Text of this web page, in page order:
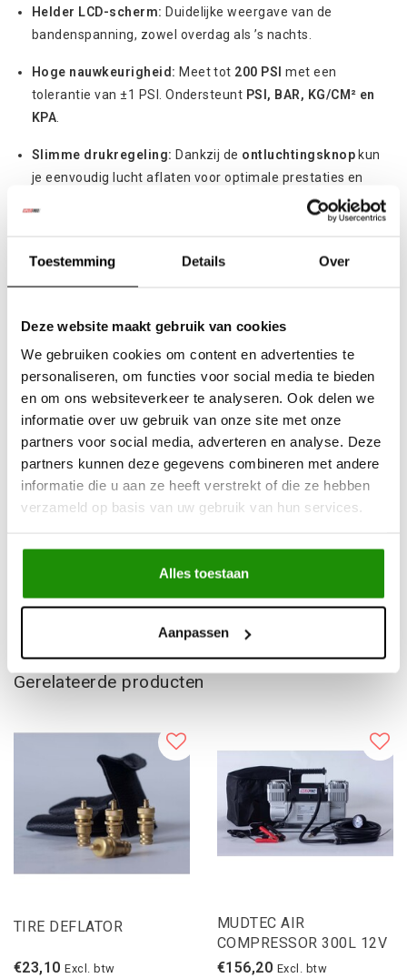
Toestemming Details Over
Deze website maakt gebruik van cookies
We gebruiken cookies om content en advertenties te
personaliseren, om functies voor social media te bieden
en om ons websiteverkeer te analyseren. Ook delen we
informatie over uw gebruik van onze site met onze
partners voor social media, adverteren en analyse. Deze
partners kunnen deze gegevens combineren met andere
informatie die u aan ze heeft verstrekt of die ze hebben
verzameld op basis van uw gebruik van hun services.
Alles toestaan
Aanpassen
Helder LCD-scherm: Duidelijke weergave van de
bandenspanning, zowel overdag als ’s nachts.
Hoge nauwkeurigheid: Meet tot 200 PSI met een
tolerantie van ±1 PSI. Ondersteunt PSI, BAR, KG/CM² en
KPA.
Slimme drukregeling: Dankzij de ontluchtingsknop kun
je eenvoudig lucht aflaten voor optimale prestaties en
stevig en lekvrij – geschikt voor auto’s, motoren,
vrachtwagens en 4x4’s.
Betere prestaties:Correcte bandenspanning verbetert
brandstofverbruik.
Kies voorMUDTEC– precisie, betrouwbaarheid en
gebruiksgemak in één digitale deflator.
Niet gevonden wat je zocht?
Laat ons helpen!
Artikelnummer: MD-TIRE.DIG
Gerelateerde producten
TIRE DEFLATOR
€23,10 Excl. btw
MUDTEC AIR
COMPRESSOR 300L 12V
€156,20 Excl. btw